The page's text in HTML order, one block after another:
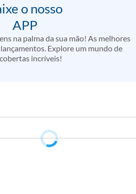
o nosso
APP
na palma da sua mão! As melhores
Explore um mundo de
incríveis!